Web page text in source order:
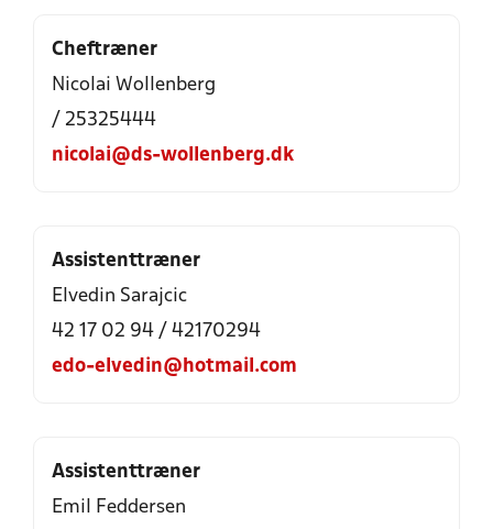
Cheftræner
Nicolai Wollenberg
/ 25325444
nicolai@ds-wollenberg.dk
Assistenttræner
Elvedin Sarajcic
42 17 02 94 / 42170294
edo-elvedin@hotmail.com
Assistenttræner
Emil Feddersen